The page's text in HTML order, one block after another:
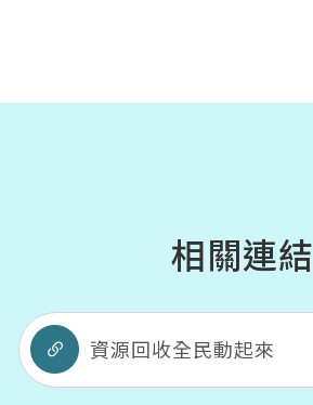
相關連結
資源回收全民動起來